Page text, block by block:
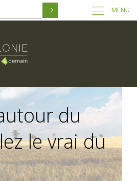
MENU
du
le vrai du